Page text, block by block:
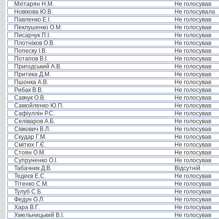
Мхітарян Н.М.
Не голосував
Новікова Ю.В.
Не голосувала
Павленко Е.І.
Не голосував
Пеклушенко О.М.
Не голосував
Писарчук П.І.
Не голосував
Плотніков О.В.
Не голосував
Попеску І.В.
Не голосував
Потапов В.І.
Не голосував
Пригодський А.В.
Не голосував
Притика Д.М.
Не голосував
Пшонка А.В.
Не голосував
Рибак В.В.
Не голосував
Савчук О.В.
Не голосував
Самойленко Ю.П.
Не голосував
Сафіуллін Р.С.
Не голосував
Селіваров А.Б.
Не голосував
Сівкович В.Л.
Не голосував
Скудар Г.М.
Не голосував
Смітюх Г.Є.
Не голосував
Стоян О.М.
Не голосував
Супруненко О.І.
Не голосував
Табачник Д.В.
Відсутній
Тедеєв Е.С.
Не голосував
Тітенко С.М.
Не голосував
Тулуб С.Б.
Не голосував
Федун О.Л.
Не голосував
Хара В.Г.
Не голосував
Хмельницький В.І.
Не голосував